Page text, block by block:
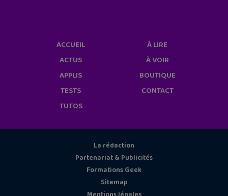
ACCUEIL
ACTUS
APPLIS
TESTS
TUTOS
À LIRE
À VOIR
BOUTIQUE
CONTACT
La rédaction
Partenariat & Publicités
Formations Geek
Sitemap